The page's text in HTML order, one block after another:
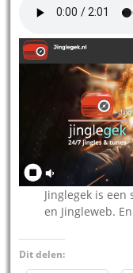
Jinglegek is
en Jingleweb.
Dit delen: